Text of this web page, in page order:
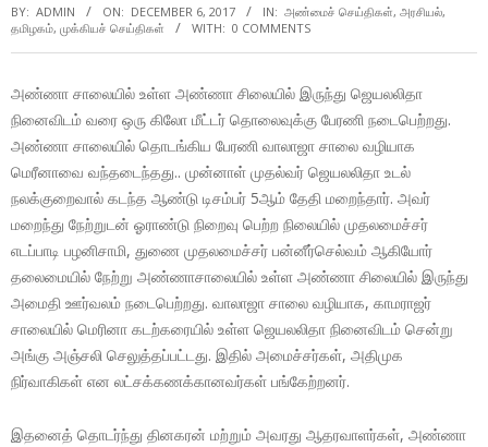
BY: ADMIN ON: DECEMBER 6, 2017 IN: அண்மைச் செய்திகள், அரசியல்,
தமிழகம், முக்கியச் செய்திகள் WITH: 0 COMMENTS
அண்ணா சாலையில் உள்ள அண்ணா சிலையில் இருந்து ஜெயலலிதா
நினைவிடம் வரை ஒரு கிலோ மீட்டர் தொலைவுக்கு பேரணி நடைபெற்றது.
அண்ணா சாலையில் தொடங்கிய பேரணி வாலாஜா சாலை வழியாக
மெரீனாவை வந்தடைந்தது.. முன்னாள் முதல்வர் ஜெயலலிதா உடல்
நலக்குறைவால் கடந்த ஆண்டு டிசம்பர் 5ஆம் தேதி மறைந்தார். அவர்
மறைந்து நேற்றுடன் ஓராண்டு நிறைவு பெற்ற நிலையில் முதலமைச்சர்
எடப்பாடி பழனிசாமி, துணை முதலமைச்சர் பன்னீர்செல்வம் ஆகியோர்
தலைமையில் நேற்று அண்ணாசாலையில் உள்ள அண்ணா சிலையில் இருந்து
அமைதி ஊர்வலம் நடைபெற்றது. வாலாஜா சாலை வழியாக, காமராஜர்
சாலையில் மெரினா கடற்கரையில் உள்ள ஜெயலலிதா நினைவிடம் சென்று
அங்கு அஞ்சலி செலுத்தப்பட்டது. இதில் அமைச்சர்கள், அதிமுக
நிர்வாகிகள் என லட்சக்கணக்கானவர்கள் பங்கேற்றனர்.
இதனைத் தொடர்ந்து தினகரன் மற்றும் அவரது ஆதரவாளர்கள், அண்ணா